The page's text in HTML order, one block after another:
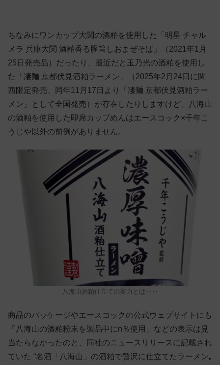
ちなみにワンカップ大関の酒粕を使用した「明星 チャル
メラ 兵庫大関 酒粕香る豚旨しおまぜそば」（2021年1月
25日発売品）だったり、最近だと玉乃光の酒粕を使用し
た「凄麺 京都伏見酒粕ラーメン」（2025年2月24日に関
西限定発売、同年11月17日より「凄麺 京都伏見酒粕ラー
メン」として全国発売）が存在したりしますけど、八海山
の酒粕を使用した即席カップめんはエースコック×千年こ
うじや以外の前例がありません。
八海山酒粕仕立ての実力とは‥‥
商品のパッケージやエースコックの公式ウェブサイトにも
「八海山の酒粕粉末を製品中にn％使用」などの表示は見
当たらなかったのと、同社のニュースリリースに記載され
ていた “名酒「八海山」の酒粕で贅沢に仕立てたラーメン„